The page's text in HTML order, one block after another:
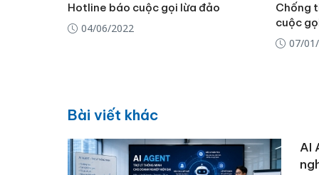
Hotline báo cuộc gọi lừa đảo
04/06/2022
Chống
cuộc
07/
Bài viết khác
AI